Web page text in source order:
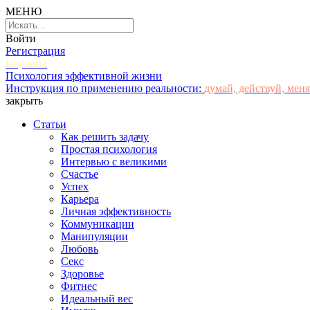
МЕНЮ
Войти
Регистрация
Корзина
Психология эффективной жизни
Инструкция по применению реальности: думай, действуй,
закрыть
Статьи
Как решить задачу
Простая психология
Интервью с великими
Счастье
Успех
Карьера
Личная эффективность
Коммуникации
Манипуляции
Любовь
Секс
Здоровье
Фитнес
Идеальный вес